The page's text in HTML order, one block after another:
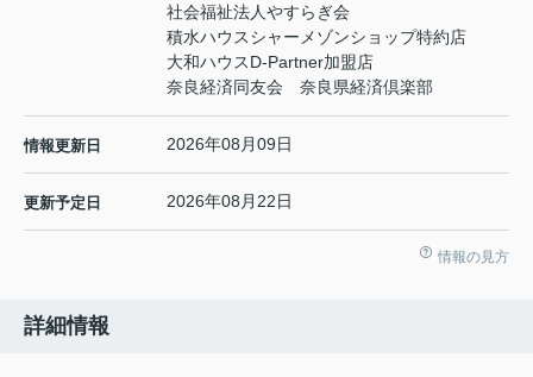
社会福祉法人やすらぎ会
積水ハウスシャーメゾンショップ特約店
大和ハウスD-Partner加盟店
奈良経済同友会 奈良県経済倶楽部
情報更新日 2026年08月09日
更新予定日 2026年08月22日
情報の見方
詳細情報